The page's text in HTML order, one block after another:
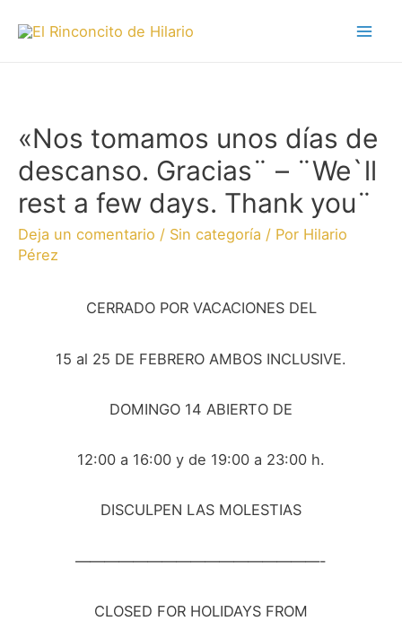
«Nos tomamos unos días de
descanso. Gracias¨ – ¨We`ll
rest a few days. Thank you¨
Deja un comentario / Sin categoría / Por Hilario
Pérez
CERRADO POR VACACIONES DEL
15 al 25 DE FEBRERO AMBOS INCLUSIVE.
DOMINGO 14 ABIERTO DE
12:00 a 16:00 y de 19:00 a 23:00 h.
DISCULPEN LAS MOLESTIAS
—————————————————-
CLOSED FOR HOLIDAYS FROM